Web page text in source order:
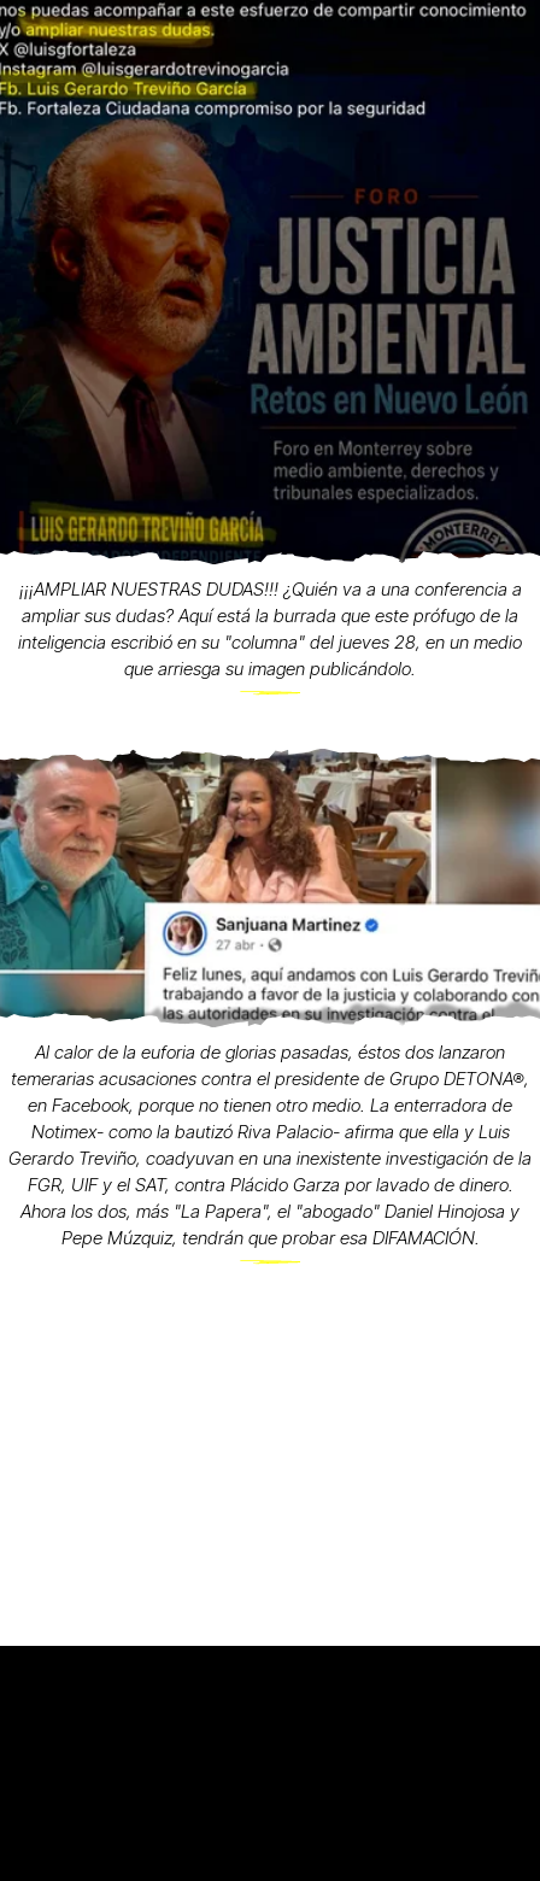
¡¡¡AMPLIAR NUESTRAS DUDAS!!! ¿Quién va a una conferencia a
ampliar sus dudas? Aquí está la burrada que este prófugo de la
inteligencia escribió en su "columna" del jueves 28, en un medio
que arriesga su imagen publicándolo.
Al calor de la euforia de glorias pasadas, éstos dos lanzaron
temerarias acusaciones contra el presidente de Grupo DETONA®,
en Facebook, porque no tienen otro medio. La enterradora de
Notimex- como la bautizó Riva Palacio- afirma que ella y Luis
Gerardo Treviño, coadyuvan en una inexistente investigación de la
FGR, UIF y el SAT, contra Plácido Garza por lavado de dinero.
Ahora los dos, más "La Papera", el "abogado" Daniel Hinojosa y
Pepe Múzquiz, tendrán que probar esa DIFAMACIÓN.